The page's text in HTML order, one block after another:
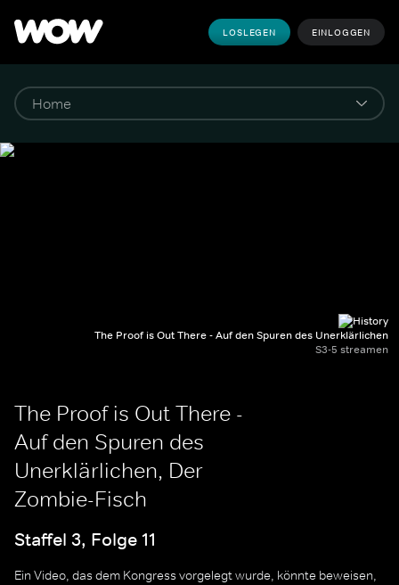
LOSLEGEN EINLOGGEN
The Proof is Out There - Auf den Spuren des Unerklärlichen
S3-5 streamen
The Proof is Out There -
Auf den Spuren des
Unerklärlichen, Der
Zombie-Fisch
Staffel 3, Folge 11
Ein Video, das dem Kongress vorgelegt wurde, könnte beweisen,